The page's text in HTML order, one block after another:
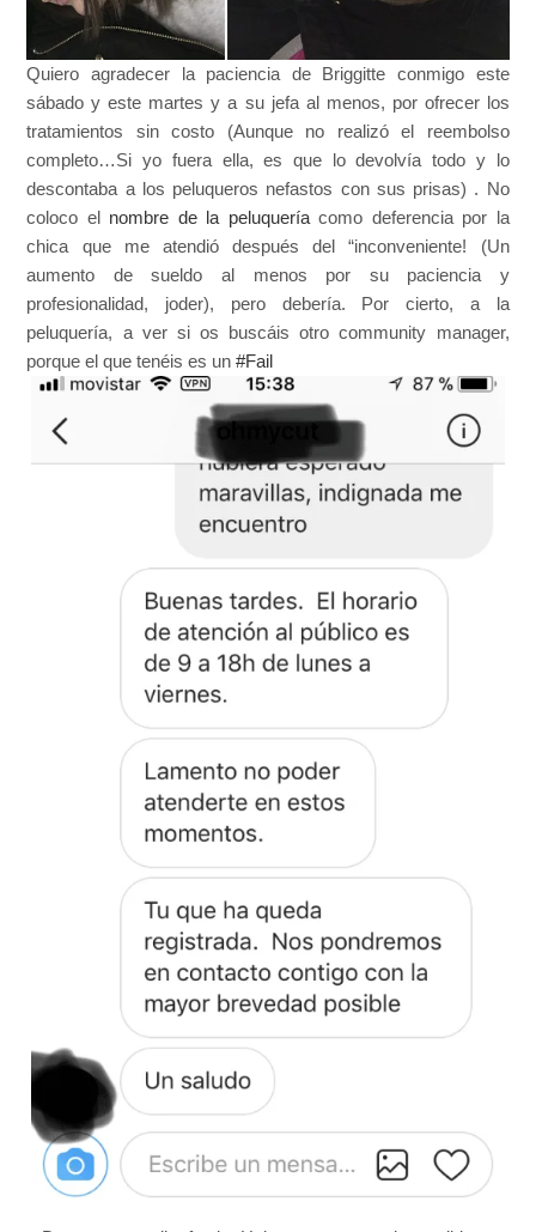
Quiero agradecer la paciencia de Briggitte conmigo este
sábado y este martes y a su jefa al menos, por ofrecer los
tratamientos sin costo (Aunque no realizó el reembolso
completo…Si yo fuera ella, es que lo devolvía todo y lo
descontaba a los peluqueros nefastos con sus prisas) . No
coloco el nombre de la peluqueríacomo deferencia por la
chica que me atendió después del “inconveniente! (Un
aumento de sueldo al menos por su paciencia y
profesionalidad, joder), pero debería. Por cierto, a la
peluquería, a ver si os buscáis otro community manager,
porque el que tenéis es un#Fail